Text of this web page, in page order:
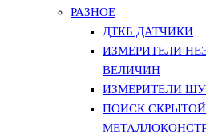
РАЗНОЕ
ДТКБ ДАТЧИКИ
ИЗМЕРИТЕЛИ
ВЕЛИЧИН
ИЗМЕРИТЕЛИ
ПОИСК